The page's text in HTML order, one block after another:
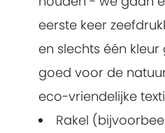
eerste keer
en slechts één
goed voor de
eco-vriendelijke
Rakel